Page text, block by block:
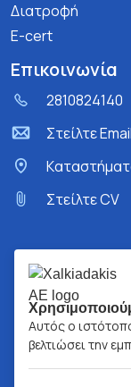
Διατροφή
E-cert
Επικοινωνία
2810824140
Στείλτε Email
Στείλτε CV
Αυτός ο
βελτιώσει την